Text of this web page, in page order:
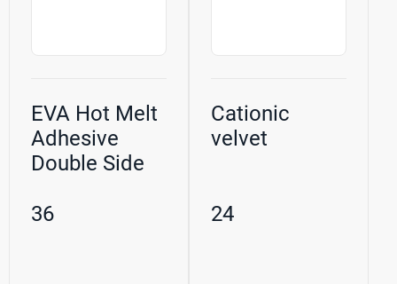
EVA Hot Melt
Adhesive
Double Side
Web ...
36
Cationic
velvet
24